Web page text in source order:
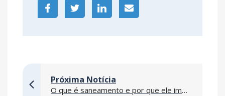
Próxima Notícia
O que é saneamento e por que ele impacta diretamente a sua vida?